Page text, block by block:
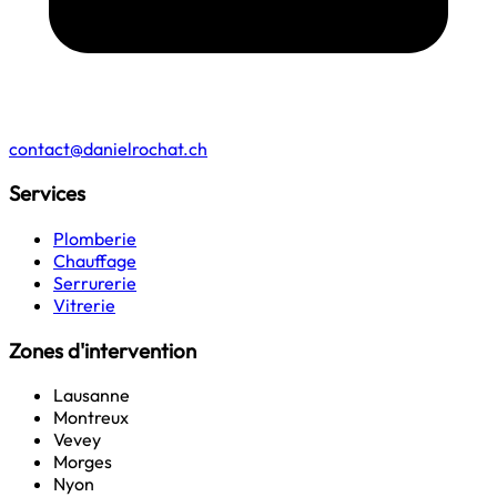
contact@danielrochat.ch
Services
Plomberie
Chauffage
Serrurerie
Vitrerie
Zones d'intervention
Lausanne
Montreux
Vevey
Morges
Nyon